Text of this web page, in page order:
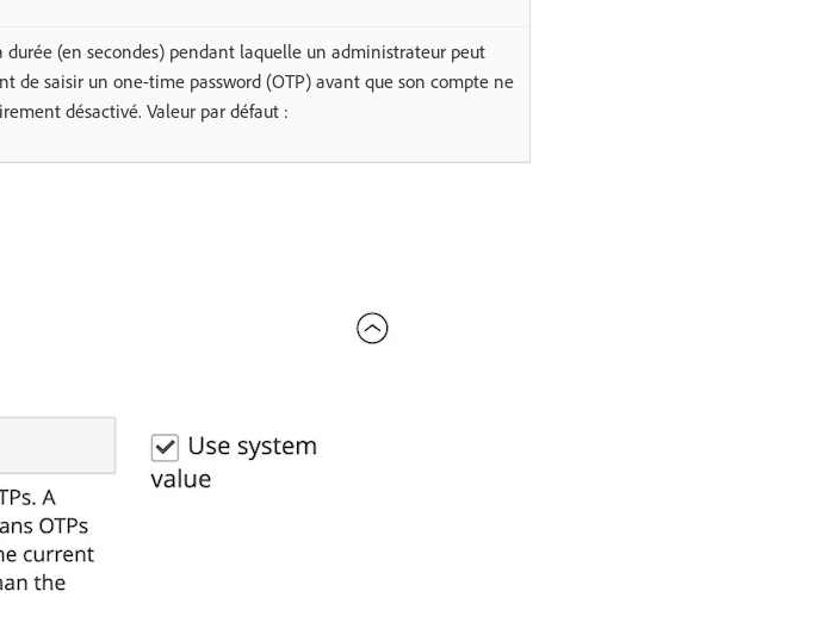
durée (en secondes) pendant laquelle un administrateur peut
de saisir un one-time password (OTP) avant que son compte ne
désactivé. Valeur par défaut :